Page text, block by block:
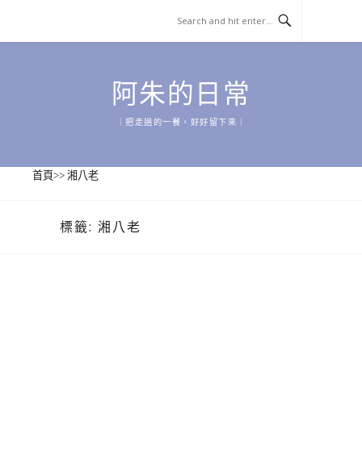
content
阿朱的日常
｜把走過的一餐，好好留下來｜
首頁>> 湘八老
標籤: 湘八老